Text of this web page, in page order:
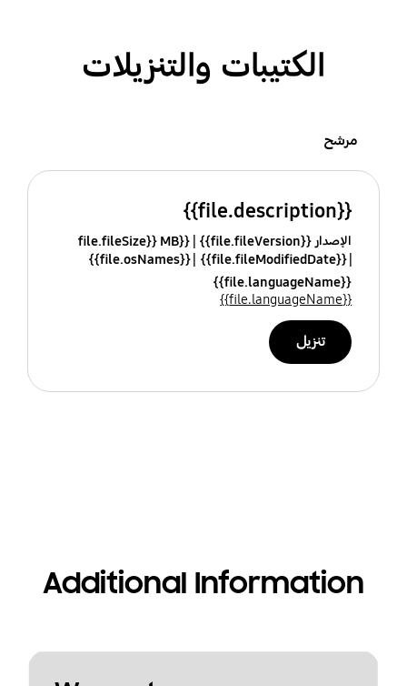
الكتيبات والتنزيلات
مرشح
{{file.description}}
الإصدار {{file.fileVersion}}
{{file.fileSize}} MB
{{file.fileModifiedDate}}
{{file.osNames}}
{{file.languageName}}
{{file.languageName}}
تنزيل
Additional Information